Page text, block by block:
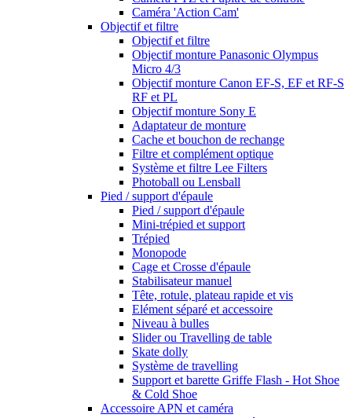
Caméra 'Action Cam'
Objectif et filtre
Objectif et filtre
Objectif monture Panasonic Olympus
Micro 4/3
Objectif monture Canon EF-S, EF et RF-S
RF et PL
Objectif monture Sony E
Adaptateur de monture
Cache et bouchon de rechange
Filtre et complément optique
Système et filtre Lee Filters
Photoball ou Lensball
Pied / support d'épaule
Pied / support d'épaule
Mini-trépied et support
Trépied
Monopode
Cage et Crosse d'épaule
Stabilisateur manuel
Tête, rotule, plateau rapide et vis
Elément séparé et accessoire
Niveau à bulles
Slider ou Travelling de table
Skate dolly
Système de travelling
Support et barette Griffe Flash - Hot Shoe
& Cold Shoe
Accessoire APN et caméra